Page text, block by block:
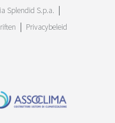
Splendid S.p.a.
Privacybeleid